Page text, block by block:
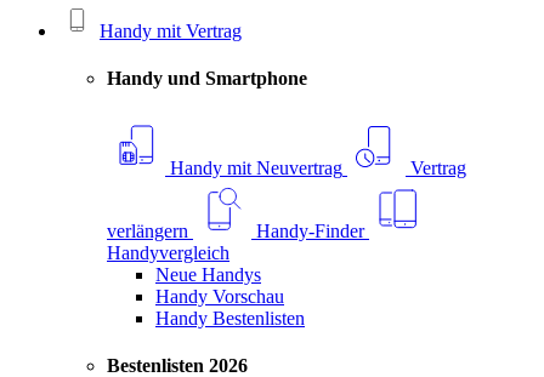
Handy mit Vertrag
Handy und Smartphone
Handy mit Neuvertrag Vertrag
verlängern
Handy-Finder
Handyvergleich
Neue Handys
Handy Vorschau
Handy Bestenlisten
Bestenlisten 2026